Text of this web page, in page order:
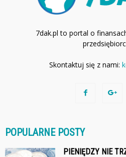
7dak.pl to portal o
Skontaktuj się z nami:
POPULARNE POSTY
PIENIĘDZY NIE